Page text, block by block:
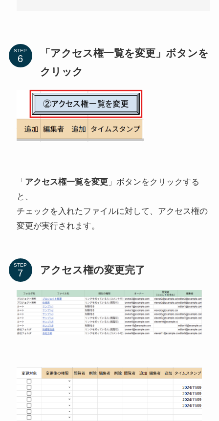
STEP
「アクセス権一覧を変更」ボタンを
クリック
「 アクセス権一覧を変更」ボタンをクリックする
と、
チェックを入れたファイルに対して、アクセス権の
変更が実行されます。
STEP アクセス権の変更完了